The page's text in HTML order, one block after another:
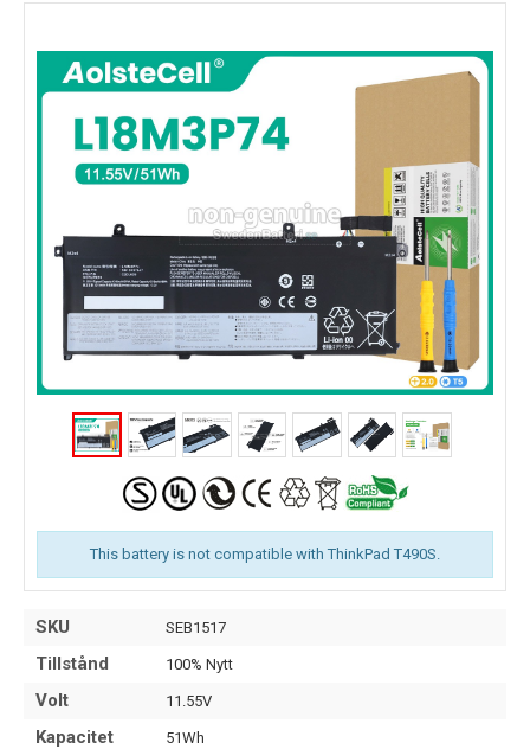
This battery is not compatible with ThinkPad T490S.
SKU SEB1517
Tillstånd 100% Nytt
Volt 11.55V
Kapacitet 51Wh